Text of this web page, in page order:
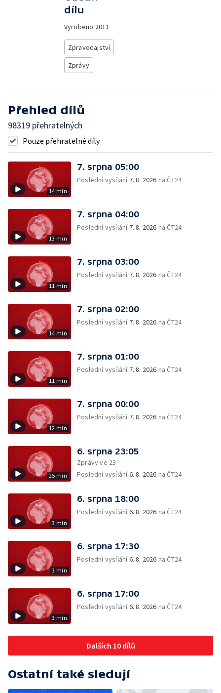
dílu
Vyrobeno 2011
Zpravodajství
Zprávy
Přehled dílů
98319 přehratelných
Pouze přehratelné díly
14 min
7. srpna 05:00
Poslední vysílání 7. 8. 2026 na ČT24
13 min
7. srpna 04:00
Poslední vysílání 7. 8. 2026 na ČT24
11 min
7. srpna 03:00
Poslední vysílání 7. 8. 2026 na ČT24
14 min
7. srpna 02:00
Poslední vysílání 7. 8. 2026 na ČT24
11 min
7. srpna 01:00
Poslední vysílání 7. 8. 2026 na ČT24
12 min
7. srpna 00:00
Poslední vysílání 7. 8. 2026 na ČT24
25 min
6. srpna 23:05
Zprávy ve 23
Poslední vysílání6. 8. 2026 na ČT24
3 min
6. srpna 18:00
Poslední vysílání6. 8. 2026 na ČT24
3 min
6. srpna 17:30
Poslední vysílání6. 8. 2026 na ČT24
3 min
6. srpna 17:00
Poslední vysílání6. 8. 2026 na ČT24
Dalších 10 dílů
Ostatní také sledují